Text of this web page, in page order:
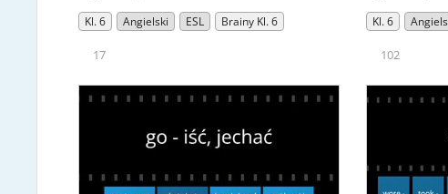
Kl. 6 Angielski ESL Brainy Kl. 6
17
Kl. 6
102